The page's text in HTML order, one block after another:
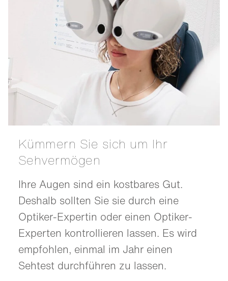
Kümmern Sie sich um Ihr
Sehvermögen
Ihre Augen sind ein kostbares Gut.
Deshalb sollten Sie sie durch eine
Optiker-Expertin oder einen Optiker-
Experten kontrollieren lassen. Es wird
empfohlen, einmal im Jahr einen
Sehtest durchführen zu lassen.